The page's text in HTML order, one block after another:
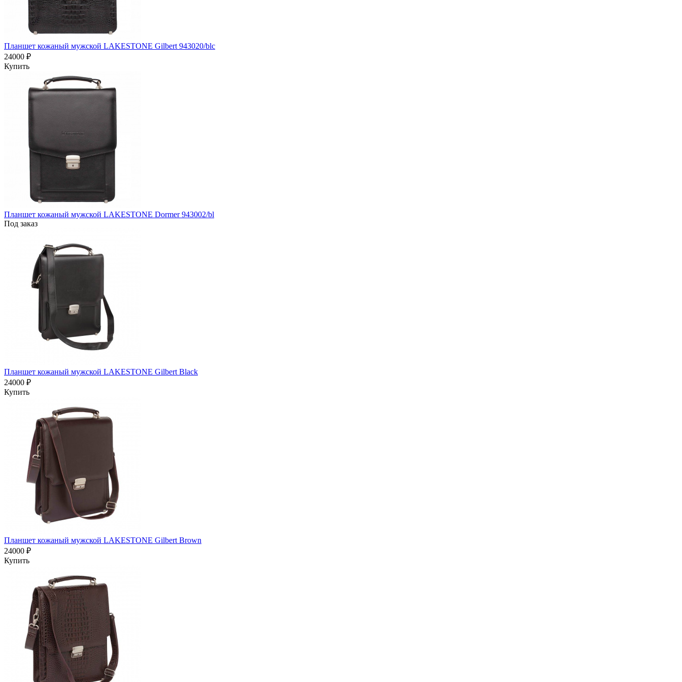
Планшет кожаный мужской LAKESTONE Gilbert 943020/blc
24000 ₽
Купить
Планшет кожаный мужской LAKESTONE Dormer 943002/bl
Под заказ
Планшет кожаный мужской LAKESTONE Gilbert Black
24000 ₽
Купить
Планшет кожаный мужской LAKESTONE Gilbert Brown
24000 ₽
Купить